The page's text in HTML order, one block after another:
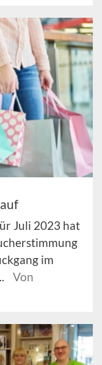
Juli 2023 hat
im
Von